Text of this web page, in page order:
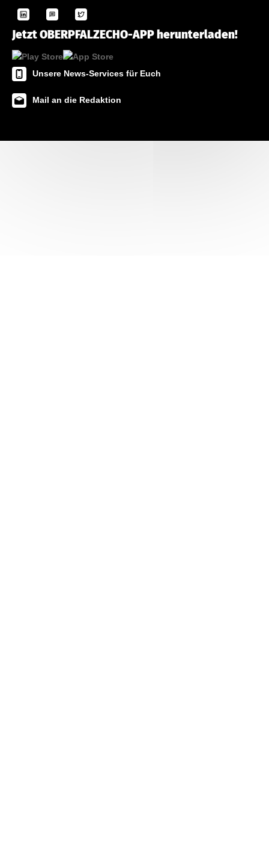
Jetzt OBERPFALZECHO-APP herunterladen!
Unsere News-Services für Euch
Mail an die Redaktion